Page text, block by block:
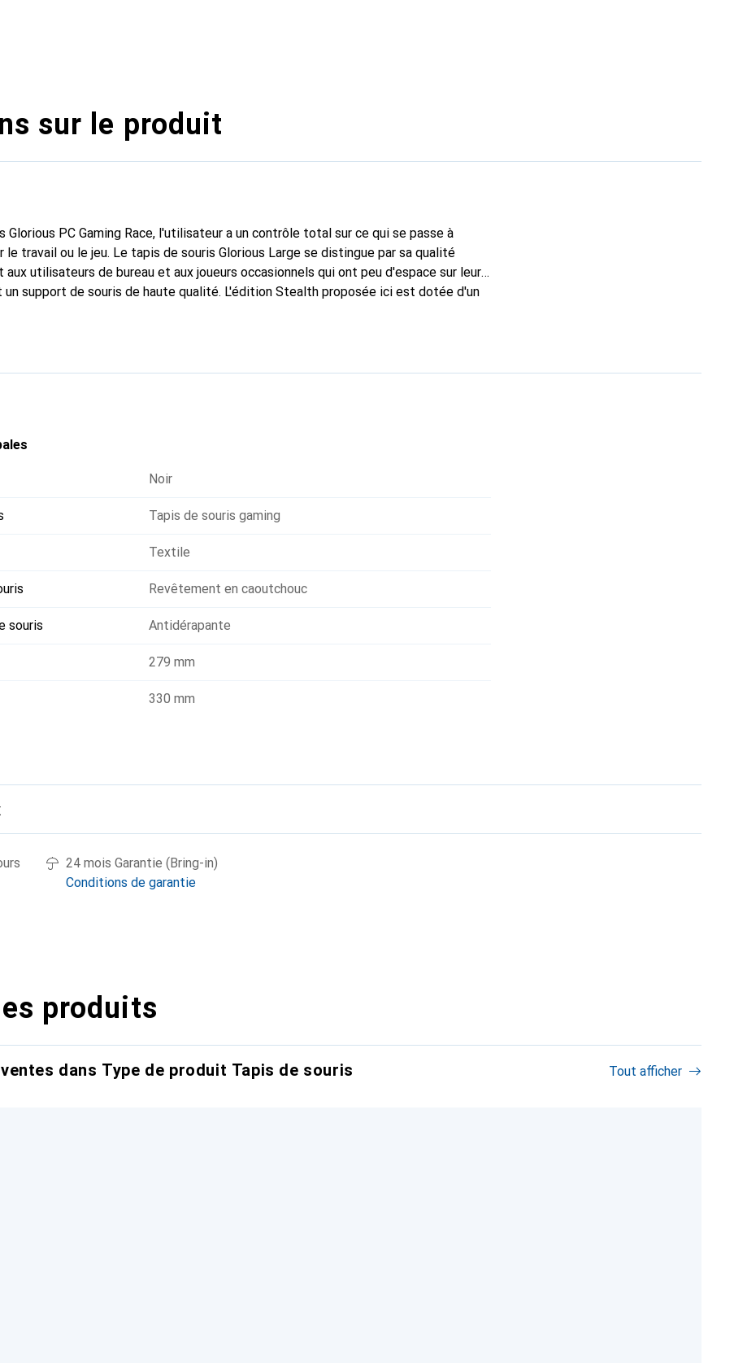
sur le produit
Glorious PC Gaming Race, l'utilisateur a un contrôle total sur ce qui se passe à
le travail ou le jeu. Le tapis de souris Glorious Large se distingue par sa qualité
utilisateurs de bureau et aux joueurs occasionnels qui ont peu d'espace sur leur
un support de souris de haute qualité. L'édition Stealth proposée ici est dotée d'un
à la surface du tapis de souris. Ce tapis de souris compact avec une surface en
est l'ajout idéal pour les utilisateurs de PC exigeants avec un budget
Noir
Tapis de souris gaming
Textile
Revêtement en caoutchouc
souris Antidérapante
279 mm
330 mm
24 mois Garantie (Bring-in)
Conditions de garantie
produits
dans Type de produit Tapis de souris Tout afficher